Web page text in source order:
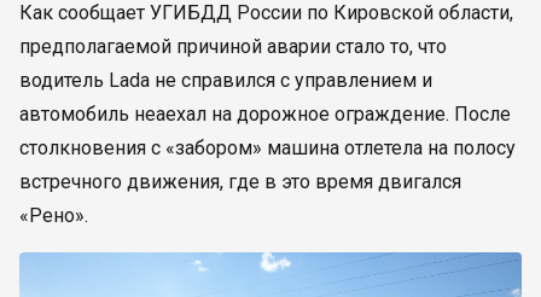
Как сообщает УГИБДД России по Кировской области,
предполагаемой причиной аварии стало то, что
водитель Lada не справился с управлением и
автомобиль неаехал на дорожное ограждение. После
столкновения с «забором» машина отлетела на полосу
встречного движения, где в это время двигался
«Рено».